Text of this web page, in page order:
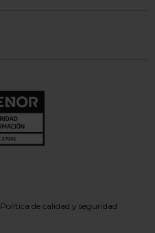
Política de calidad y seguridad